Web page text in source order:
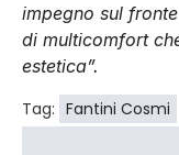
impegno sul
di multicomfort
estetica”.
Tag: Fantini Cosmi